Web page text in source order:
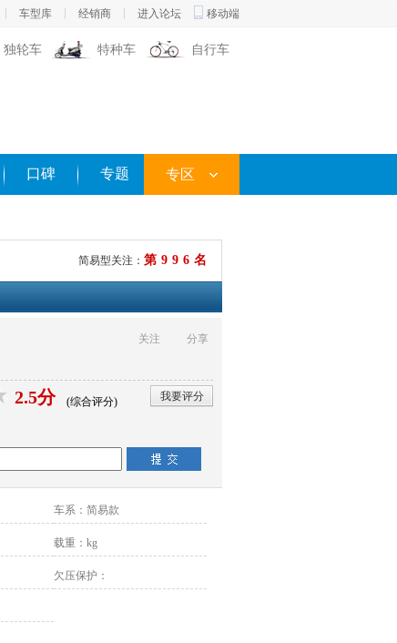
车型库 经销商 进入论坛 移动端
独轮车 特种车 自行车
口碑 专题 专区
简易型关注： 第996名
关注 分享
2.5分 (综合评分)
我要评分
车系： 简易款
载重： kg
欠压保护：